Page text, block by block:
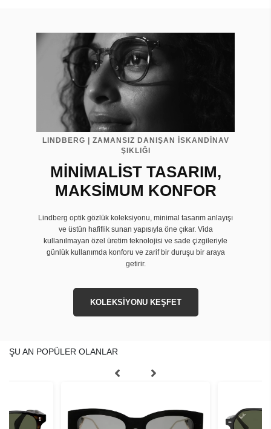
LINDBERG | ZAMANSIZ DANIŞAN İSKANDİNAV
ŞIKLIĞI
MİNİMALİST TASARIM,
MAKSİMUM KONFOR
Lindberg optik gözlük koleksiyonu, minimal tasarım anlayışı
ve üstün hafiflik sunan yapısıyla öne çıkar. Vida
kullanılmayan özel üretim teknolojisi ve sade çizgileriyle
günlük kullanımda konforu ve zarif bir duruşu bir araya
getirir.
KOLEKSİYONU KEŞFET
ŞU AN POPÜLER OLANLAR